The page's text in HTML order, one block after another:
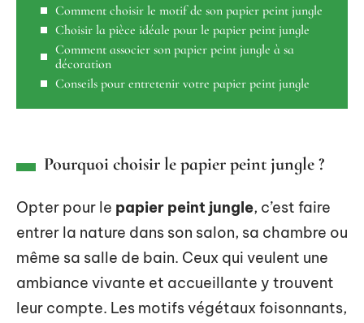
Comment choisir le motif de son papier peint jungle
Choisir la pièce idéale pour le papier peint jungle
Comment associer son papier peint jungle à sa
décoration
Conseils pour entretenir votre papier peint jungle
Pourquoi choisir le papier peint jungle ?
Opter pour le papier peint jungle, c’est faire
entrer la nature dans son salon, sa chambre ou
même sa salle de bain. Ceux qui veulent une
ambiance vivante et accueillante y trouvent
leur compte. Les motifs végétaux foisonnants,